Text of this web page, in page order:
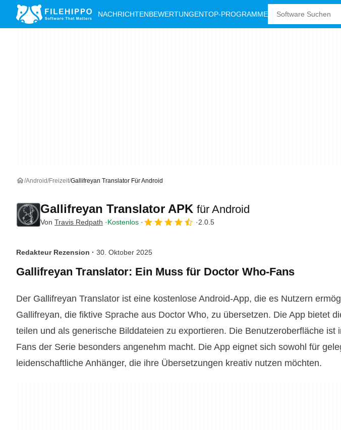
NACHRICHTENBEWERTUNGENTOP-PROGRAMME
Android Freizeit Gallifreyan Translator Für Android
Gallifreyan Translator APK für Android
Von Travis Redpath Kostenlos 2.0.5
Redakteur Rezension · 30. Oktober 2025
Gallifreyan Translator: Ein Muss für Doctor Who-Fans
Der Gallifreyan Translator ist eine kostenlose Android-App, die es Nutzern
Gallifreyan, die fiktive Sprache aus Doctor Who, zu übersetzen. Die App bietet
teilen und als generische Bilddateien zu exportieren. Die Benutzeroberfläche ist
Fans der Serie besonders angenehm macht. Die App eignet sich sowohl für
leidenschaftliche Anhänger, die ihre Übersetzungen kreativ nutzen möchten.